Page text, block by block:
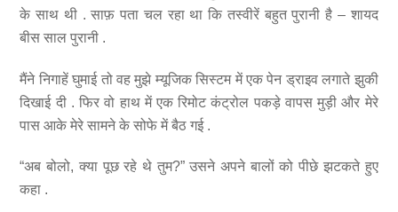
के साथ थी . साफ़ पता चल रहा था कि तस्वीरें बहुत पुरानी है – शायद
बीस साल पुरानी .
मैंने निगाहें घुमाई तो वह मुझे म्यूजिक सिस्टम में एक पेन ड्राइव लगाते झुकी
दिखाई दी . फिर वो हाथ में एक रिमोट कंट्रोल पकड़े वापस मुड़ी और मेरे
पास आके मेरे सामने के सोफे में बैठ गई .
“अब बोलो, क्या पूछ रहे थे तुम?” उसने अपने बालों को पीछे झटकते हुए
कहा .